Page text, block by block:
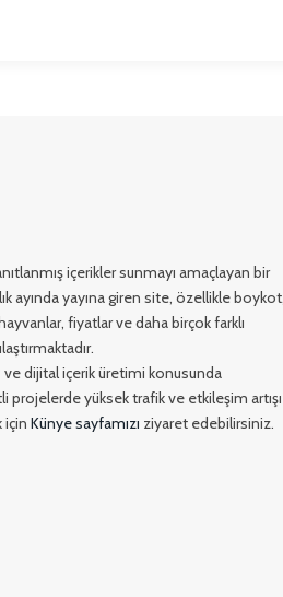
içerikler sunmayı amaçlayan bir
ayında yayına giren site, özellikle boykot,
fiyatlar ve daha birçok farklı
ve dijital içerik üretimi konusunda
yüksek trafik ve etkileşim artışı
için Künye sayfamızı ziyaret edebilirsiniz.